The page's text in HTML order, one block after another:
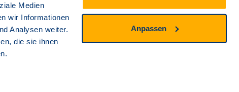
Medien
wir Informationen
Analysen weiter.
die sie ihnen
Anpassen